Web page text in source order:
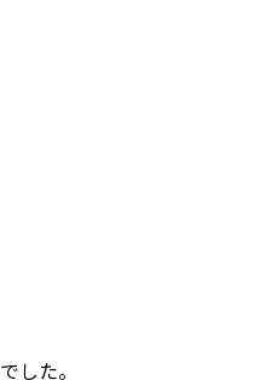
した。